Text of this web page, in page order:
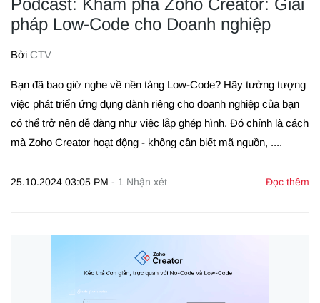
Podcast: Khám phá Zoho Creator: Giải
pháp Low-Code cho Doanh nghiệp
Bởi CTV
Bạn đã bao giờ nghe về nền tảng Low-Code? Hãy tưởng tượng
việc phát triển ứng dụng dành riêng cho doanh nghiệp của bạn
có thể trở nên dễ dàng như việc lắp ghép hình. Đó chính là cách
mà Zoho Creator hoạt động - không cần biết mã nguồn, ....
25.10.2024 03:05 PM - 1 Nhận xét Đọc thêm